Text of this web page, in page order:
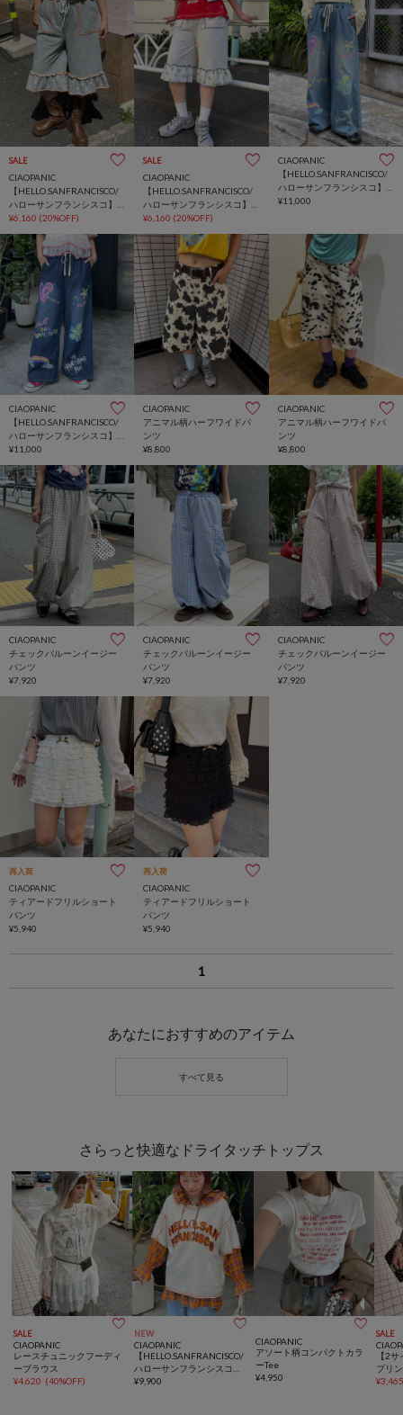
SALE
CIAOPANIC
【HELLO.SANFRANCISCO/
ハローサンフランシスコ】
裾フリル星柄スウェットハ
¥6,160 (20%OFF)
SALE
CIAOPANIC
【HELLO.SANFRANCISCO/
ハローサンフランシスコ】
裾フリル星柄スウェットハ
¥6,160 (20%OFF)
CIAOPANIC
【HELLO.SANFRANCISCO/
ハローサンフランシスコ】
カラフルペイントデニム
¥11,000
CIAOPANIC
【HELLO.SANFRANCISCO/
ハローサンフランシスコ】
カラフルペイントデニム
¥11,000
CIAOPANIC
アニマル柄ハーフワイドパ
ンツ
¥8,800
CIAOPANIC
アニマル柄ハーフワイドパ
ンツ
¥8,800
CIAOPANIC
チェックバルーンイージー
パンツ
¥7,920
CIAOPANIC
チェックバルーンイージー
パンツ
¥7,920
CIAOPANIC
チェックバルーンイージー
パンツ
¥7,920
再入荷
CIAOPANIC
ティアードフリルショート
パンツ
¥5,940
再入荷
CIAOPANIC
ティアードフリルショート
パンツ
¥5,940
1
あなたにおすすめのアイテム
さらっと快適なドライタッチトップス
SALE 
CIAOPANIC
レースチュニックフーディ
ーブラウス
¥4,620 (40%OFF)
NEW 
CIAOPANIC
【HELLO.SANFRANCISCO/
ハローサンフランシスコ】
2WAYハロサンカットアウ
¥9,900

CIAOPANIC
アソート柄コンパクトカラ
ーTee
¥4,950
SALE
【2
プリ
¥